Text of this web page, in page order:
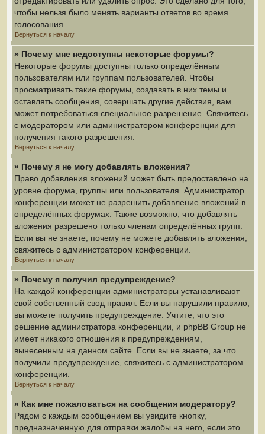
чтобы нельзя было менять варианты ответов во время
голосования.
Вернуться к началу
» Почему мне недоступны некоторые форумы?
Некоторые форумы доступны только определённым
пользователям или группам пользователей. Чтобы
просматривать такие форумы, создавать в них темы и
оставлять сообщения, совершать другие действия, вам
может потребоваться специальное разрешение. Свяжитесь
с модератором или администратором конференции для
получения такого разрешения.
Вернуться к началу
» Почему я не могу добавлять вложения?
Право добавления вложений может быть предоставлено на
уровне форума, группы или пользователя. Администратор
конференции может не разрешить добавление вложений в
определённых форумах. Также возможно, что добавлять
вложения разрешено только членам определённых групп.
Если вы не знаете, почему не можете добавлять вложения,
свяжитесь с администратором конференции.
Вернуться к началу
» Почему я получил предупреждение?
На каждой конференции администраторы устанавливают
свой собственный свод правил. Если вы нарушили правило,
вы можете получить предупреждение. Учтите, что это
решение администратора конференции, и phpBB Group не
имеет никакого отношения к предупреждениям,
вынесенным на данном сайте. Если вы не знаете, за что
получили предупреждение, свяжитесь с администратором
конференции.
Вернуться к началу
» Как мне пожаловаться на сообщения модератору?
Рядом с каждым сообщением вы увидите кнопку,
предназначенную для отправки жалобы на него, если это